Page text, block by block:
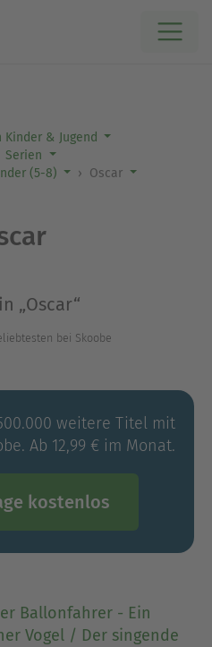
Kinder & Jugend
Serien
(5-8)
Oscar
„Oscar“
bei Skoobe
weitere Titel mit
Ab 12,99 € im Monat.
kostenlos
Ballonfahrer - Ein
Vogel / Der singende